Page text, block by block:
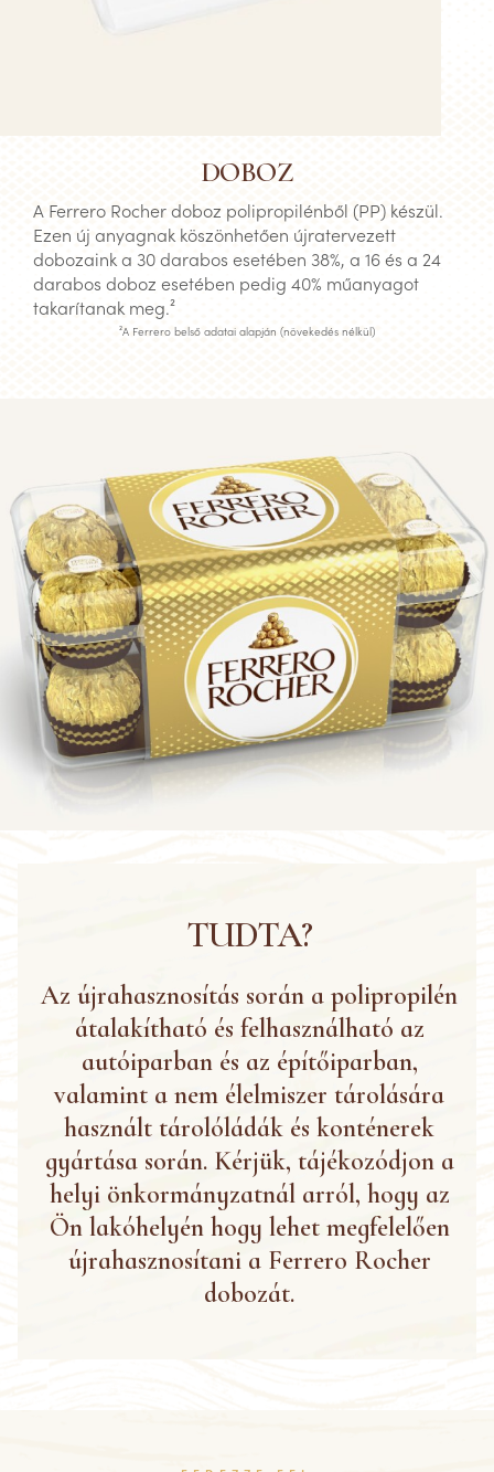
DOBOZ
A Ferrero Rocher doboz polipropilénből (PP) készül.
Ezen új anyagnak köszönhetően újratervezett
dobozaink a 30 darabos esetében 38%, a 16 és a 24
darabos doboz esetében pedig 40% műanyagot
takarítanak meg.²
²A Ferrero belső adatai alapján (növekedés nélkül)
TUDTA?
Az újrahasznosítás során a polipropilén
átalakítható és felhasználható az
autóiparban és az építőiparban,
valamint a nem élelmiszer tárolására
használt tárolóládák és konténerek
gyártása során. Kérjük, tájékozódjon a
helyi önkormányzatnál arról, hogy az
Ön lakóhelyén hogy lehet megfelelően
újrahasznosítani a Ferrero Rocher
dobozát.